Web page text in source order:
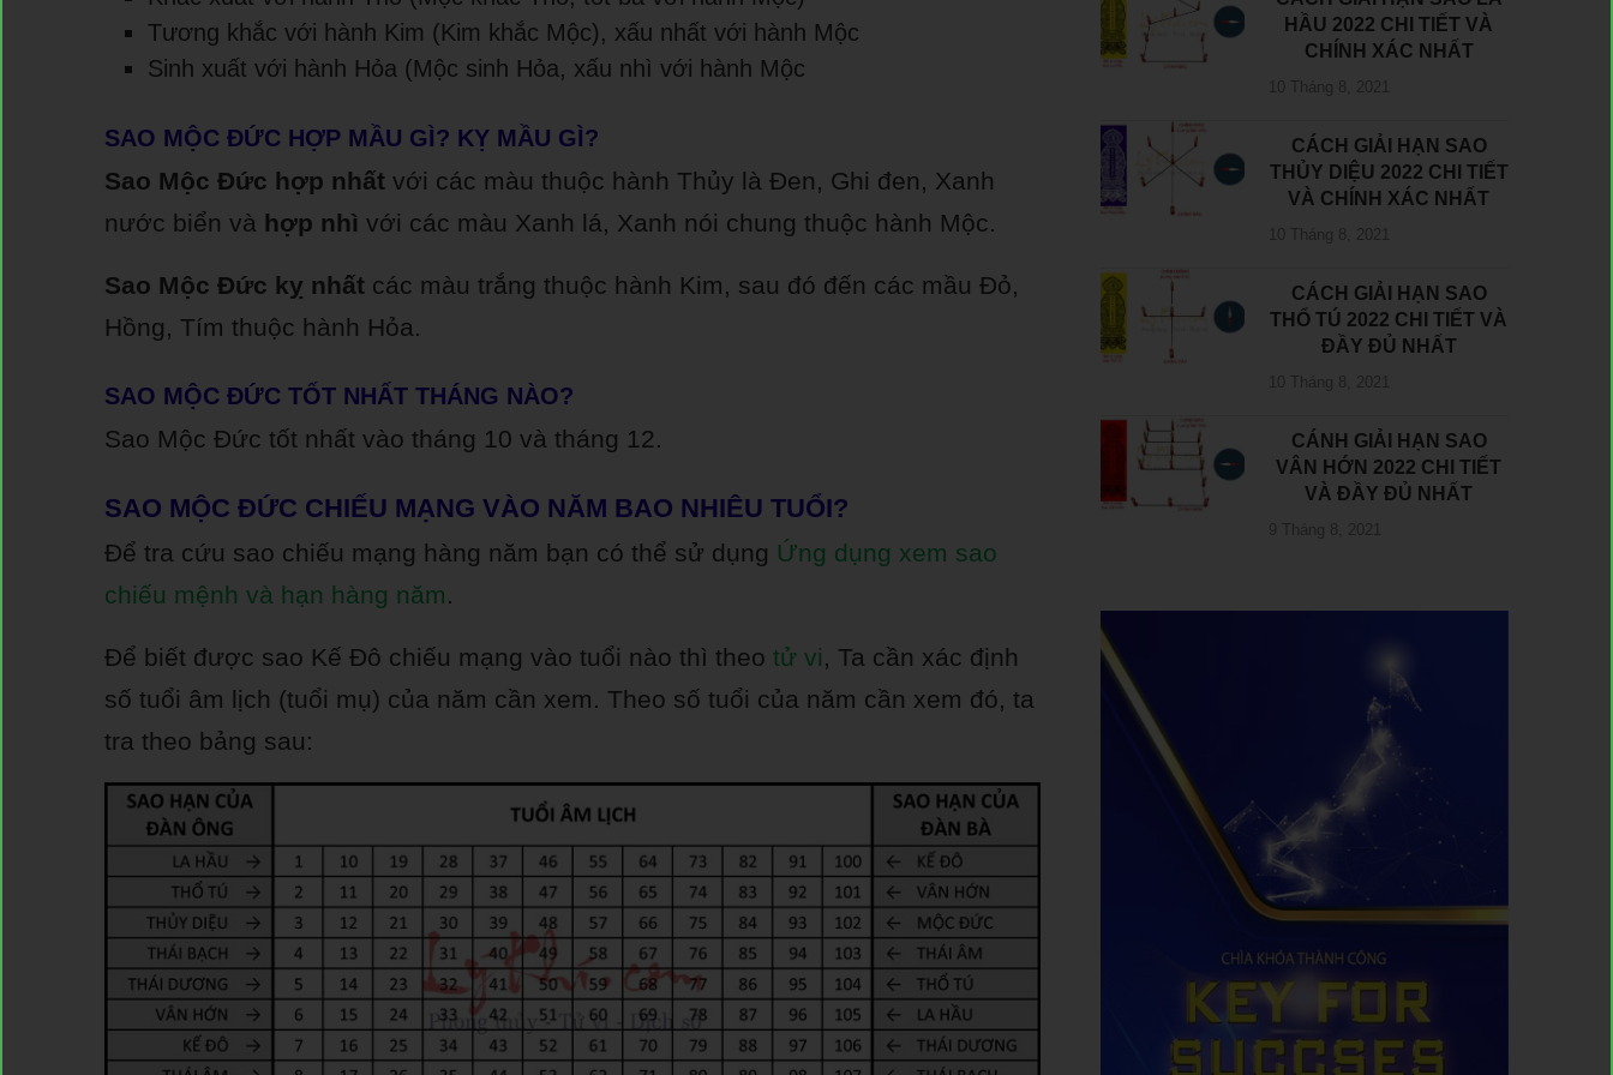
Tương khắc với hành Kim (Kim khắc Mộc), xấu nhất với hành Mộc
Sinh xuất với hành Hỏa (Mộc sinh Hỏa, xấu nhì với hành Mộc
SAO MỘC ĐỨC HỢP MẦU GÌ? KỴ MẦU GÌ?
Sao Mộc Đức hợp nhất với các màu thuộc hành Thủy là Đen, Ghi đen, Xanh
nước biển và hợp nhì với các màu Xanh lá, Xanh nói chung thuộc hành Mộc.
Sao Mộc Đức kỵ nhất các màu trắng thuộc hành Kim, sau đó đến các mầu Đỏ,
Hồng, Tím thuộc hành Hỏa.
SAO MỘC ĐỨC TỐT NHẤT THÁNG NÀO?
Sao Mộc Đức tốt nhất vào tháng 10 và tháng 12.
SAO MỘC ĐỨC CHIẾU MẠNG VÀO NĂM BAO NHIÊU TUỔI?
Để tra cứu sao chiếu mạng hàng năm bạn có thể sử dụng Ứng dụng xem sao
chiếu mệnh và hạn hàng năm.
Để biết được sao Kế Đô chiếu mạng vào tuổi nào thì theo tử vi, Ta cần xác định
số tuổi âm lịch (tuổi mụ) của năm cần xem. Theo số tuổi của năm cần xem đó, ta
tra theo bảng sau:
HẦU 2022 CHI TIẾT VÀ
CHÍNH XÁC NHẤT
10 Tháng 8, 2021
CÁCH GIẢI HẠN SAO
THỦY DIỆU 2022 CHI TIẾT
VÀ CHÍNH XÁC NHẤT
10 Tháng 8, 2021
CÁCH GIẢI HẠN SAO
THỔ TÚ 2022 CHI TIẾT VÀ
ĐẦY ĐỦ NHẤT
10 Tháng 8, 2021
CÁNH GIẢI HẠN SAO
VÂN HỚN 2022 CHI TIẾT
VÀ ĐẦY ĐỦ NHẤT
9 Tháng 8, 2021